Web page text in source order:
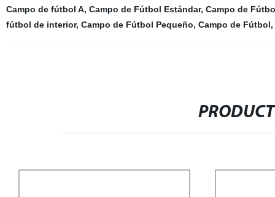
Campo de fútbol A, Campo de Fútbol Estándar, Campo de
fútbol de interior, Campo de Fútbol Pequeño, Campo de Fútbol,